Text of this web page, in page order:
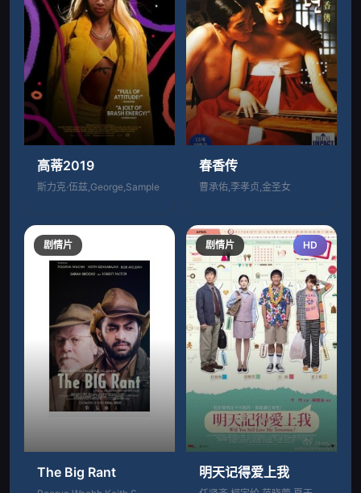
高蒂2019
斯力克·伍兹,George,Sample
春香传
曹承佑,李孝贞,金圣女
剧情片
The Big Rant
剧情片 HD
明天记得爱上我